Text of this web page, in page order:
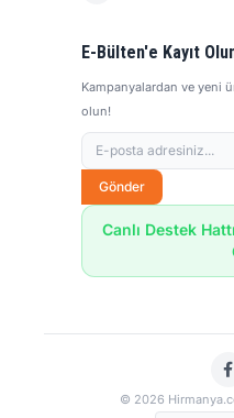
E-Bülten'e Kayıt
Kampanyalardan ve yeni
olun!
Gönder
Canlı Destek
© 2026